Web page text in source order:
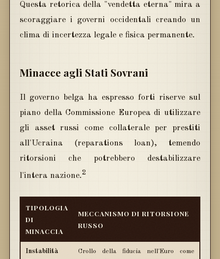
Questa retorica della "vendetta eterna" mira a
scoraggiare i governi occidentali creando un
clima di incertezza legale e fisica permanente.
Minacce agli Stati Sovrani
Il governo belga ha espresso forti riserve sul
piano della Commissione Europea di utilizzare
gli asset russi come collaterale per prestiti
all'Ucraina (reparations loan), temendo
ritorsioni che potrebbero destabilizzare
l'intera nazione.2
TIPOLOGIA
DI
MINACCIA
MECCANISMO DI RITORSIONE
RUSSO
Instabilità
Crollo della fiducia nell'Euro come